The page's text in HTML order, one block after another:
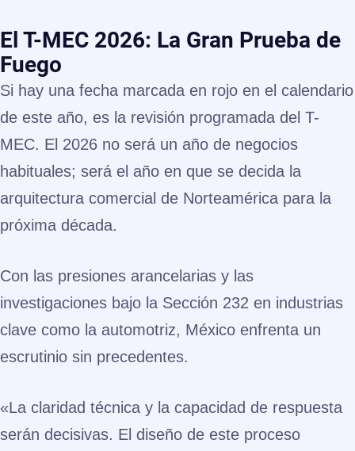
El T-MEC 2026: La Gran Prueba de
Fuego
Si hay una fecha marcada en rojo en el calendario
de este año, es la revisión programada del T-
MEC. El 2026 no será un año de negocios
habituales; será el año en que se decida la
arquitectura comercial de Norteamérica para la
próxima década.
Con las presiones arancelarias y las
investigaciones bajo la Sección 232 en industrias
clave como la automotriz, México enfrenta un
escrutinio sin precedentes.
«La claridad técnica y la capacidad de respuesta
serán decisivas. El diseño de este proceso